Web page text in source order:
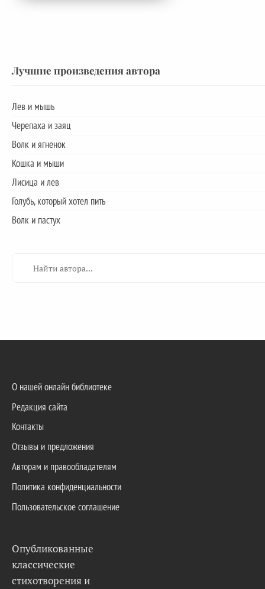
Лучшие произведения автора
Лев и мышь
Черепаха и заяц
Волк и ягненок
Кошка и мыши
Лисица и лев
Голубь, который хотел пить
Волк и пастух
О нашей онлайн библиотеке
Редакция сайта
Контакты
Отзывы и предложения
Авторам и правообладателям
Политика конфиденциальности
Пользовательское соглашение
Опубликованные
классические
стихотворения и